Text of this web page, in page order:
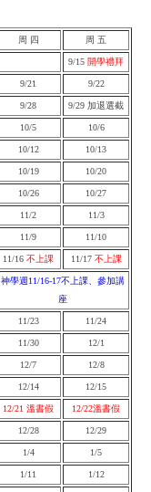
周 四 周 五
9/15 開學禮拜
9/21 9/22
9/28 9/29 加退選截
10/5 10/6
10/12 10/13
10/19 10/20
10/26 10/27
11/2 11/3
11/9 11/10
11/16 不上課 11/17 不上課
神學週11/16-17不上課、參加講
座
11/23 11/24
11/30 12/1
12/7 12/8
12/14 12/15
12/21 溫書假 12/22溫書假
12/28 12/29
1/4 1/5
1/11 1/12